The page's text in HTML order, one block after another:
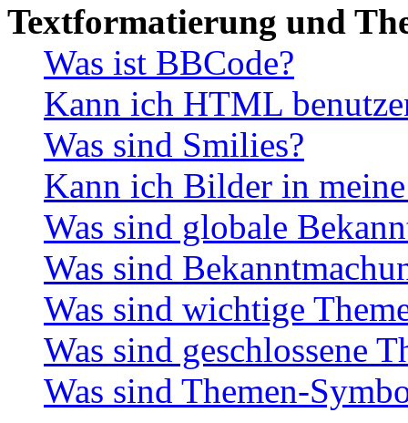
Textformatierung und
Was ist BBCode?
Kann ich HTML
Was sind Smilies?
Kann ich Bilder in
Was sind globale
Was sind
Was sind wichtige
Was sind geschlossene
Was sind Themen-